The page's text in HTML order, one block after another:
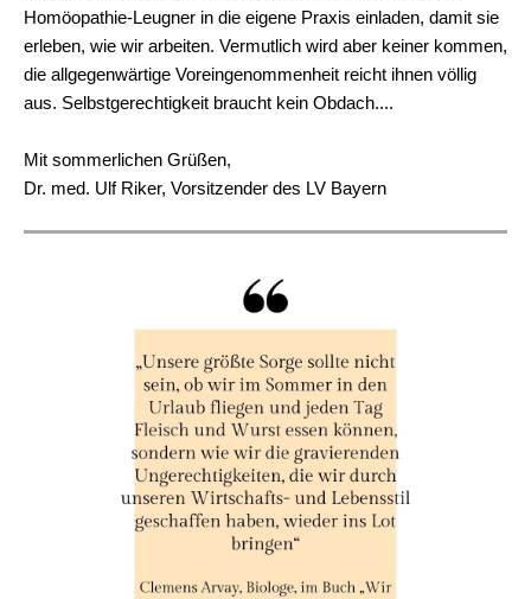
Homöopathie-Leugner in die eigene Praxis einladen, damit sie
erleben, wie wir arbeiten. Vermutlich wird aber keiner kommen,
die allgegenwärtige Voreingenommenheit reicht ihnen völlig
aus. Selbstgerechtigkeit braucht kein Obdach....
Mit sommerlichen Grüßen,
Dr. med. Ulf Riker, Vorsitzender des LV Bayern